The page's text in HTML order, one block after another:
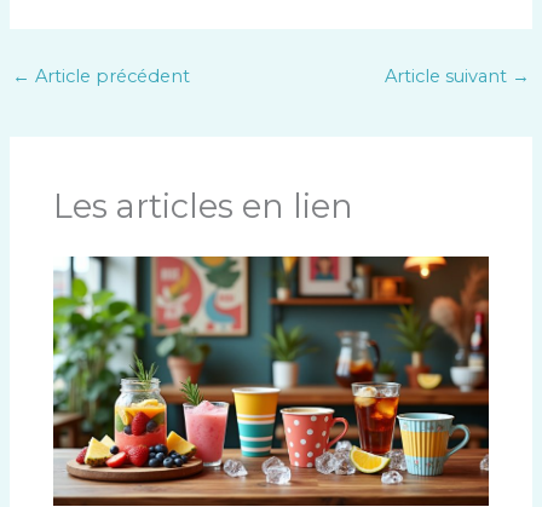
← Article précédent Article suivant →
Les articles en lien